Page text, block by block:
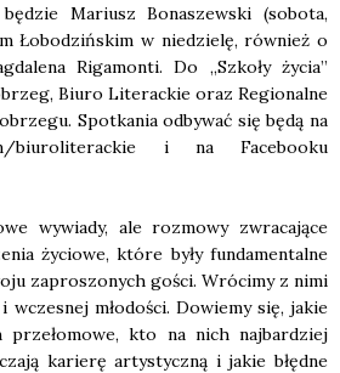
Mariusz Bona­szew­ski (sobo­ta,
Łobo­dziń­skim w nie­dzie­lę, rów­nież o
Riga­mon­ti. Do „Szko­ły życia”
Biu­ro Lite­rac­kie oraz Regio­nal­ne
Spo­tka­nia odby­wać się będą na
biuroliterackie i na Face­bo­oku
wywia­dy, ale roz­mo­wy zwra­ca­ją­ce
życio­we, któ­re były fun­da­men­tal­ne
zapro­szo­nych gości. Wró­ci­my z nimi
mło­do­ści. Dowie­my się, jakie
prze­ło­mo­we, kto na nich naj­bar­dziej
karie­rę arty­stycz­ną i jakie błęd­ne